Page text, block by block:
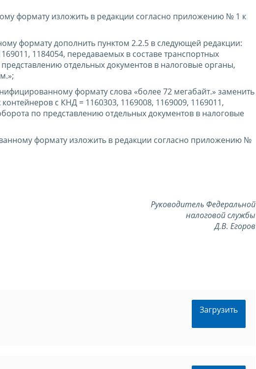
формату изложить в редакции согласно приложению № 1 к
формату дополнить пунктом 2.2.5 в следующей редакции:
1184054, передаваемых в составе транспортных
отдельных документов в налоговые органы,
формату слова «более 72 мегабайт.» заменить
с КНД = 1160303, 1169008, 1169009, 1169011,
по представлению отдельных документов в налоговые
формату изложить в редакции согласно приложению №
Руководитель Федеральной
налоговой службы
Д.В. Егоров
Загрузить